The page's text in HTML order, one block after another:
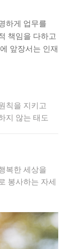
하게 업무를
책임을 다하고
앞장서는 인재
칙을 지키고
지 않는 태도
복한 세상을
봉사하는 자세